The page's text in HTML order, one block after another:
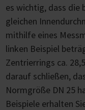
es wichtig, dass die
gleichen
mithilfe eines
linken Beispiel
Zentrierrings ca.
darauf schließen,
Normgröße DN 25
Beispiele erhalten